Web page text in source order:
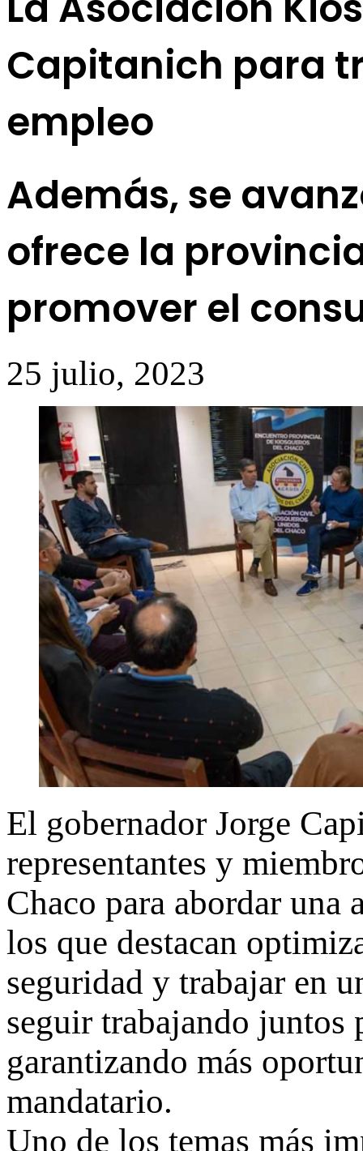
Capitanich para
empleo
Además, se
ofrece la
promover el
25 julio, 2023
El gobernador Jorge
representantes y
Chaco para abordar una
los que destacan
seguridad y trabajar en
seguir trabajando juntos
garantizando más
mandatario.
Uno de los temas más